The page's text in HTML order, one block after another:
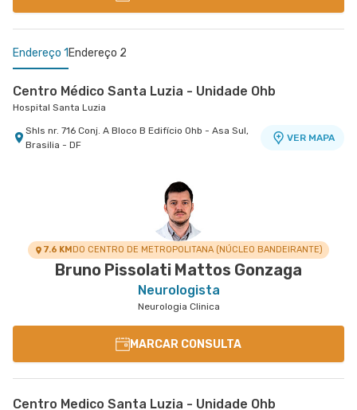
Endereço 1 Endereço 2
Centro Médico Santa Luzia - Unidade Ohb
Hospital Santa Luzia
Shls nr. 716 Conj. A Bloco B Edifício Ohb - Asa Sul,
Brasilia - DF
VER MAPA
Shln nr. 516 Conj. D - Asa Norte, Brasilia - DF
7.6 KMDO CENTRO DE METROPOLITANA (NÚCLEO BANDEIRANTE)
Bruno Pissolati Mattos Gonzaga
Neurologista
Neurologia Clinica
MARCAR CONSULTA
Centro Medico Santa Luzia - Unidade Ohb